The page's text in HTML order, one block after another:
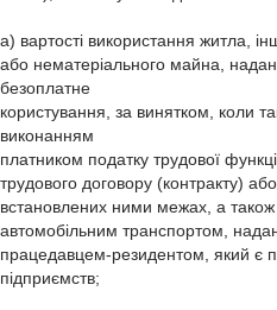
а) вартості використання житла,
або нематеріального майна,
безоплатне
користування, за винятком, коли
виконанням
платником податку трудової
трудового договору (контракту)
встановлених ними межах, а
автомобільним транспортом,
працедавцем-резидентом, який є
підприємств;